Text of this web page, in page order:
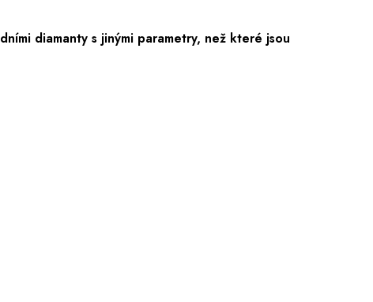
diamanty s jinými parametry, než které jsou